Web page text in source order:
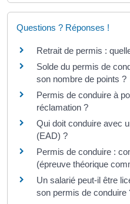
Questions ? Réponses !
Retrait de permis :
Solde du permis de
son nombre de points ?
Permis de conduire à
réclamation ?
Qui doit conduire avec
(EAD) ?
Permis de conduire :
(épreuve théorique
Un salarié peut-il être
son permis de conduire